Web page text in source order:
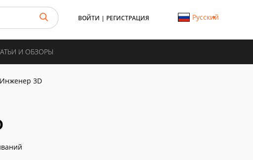
ВОЙТИ | РЕГИСТРАЦИЯ Русский
И ОБЗОРЫ
3D